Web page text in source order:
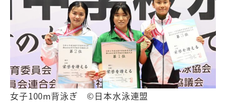
女子100m背泳ぎ ©日本水泳連盟